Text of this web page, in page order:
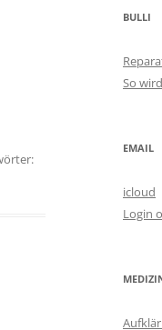
BULLI
So
EMAIL
icloud
Login